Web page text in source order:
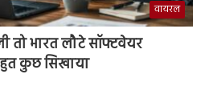
वायरल
तो भारत लौटे सॉफ्टवेयर
कुछ सिखाया